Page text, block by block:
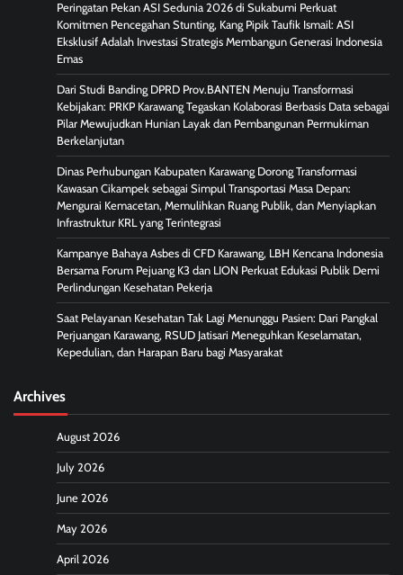
Peringatan Pekan ASI Sedunia 2026 di Sukabumi Perkuat
Komitmen Pencegahan Stunting, Kang Pipik Taufik Ismail: ASI
Eksklusif Adalah Investasi Strategis Membangun Generasi Indonesia
Emas
Dari Studi Banding DPRD Prov.BANTEN Menuju Transformasi
Kebijakan: PRKP Karawang Tegaskan Kolaborasi Berbasis Data sebagai
Pilar Mewujudkan Hunian Layak dan Pembangunan Permukiman
Berkelanjutan
Dinas Perhubungan Kabupaten Karawang Dorong Transformasi
Kawasan Cikampek sebagai Simpul Transportasi Masa Depan:
Mengurai Kemacetan, Memulihkan Ruang Publik, dan Menyiapkan
Infrastruktur KRL yang Terintegrasi
Kampanye Bahaya Asbes di CFD Karawang, LBH Kencana Indonesia
Bersama Forum Pejuang K3 dan LION Perkuat Edukasi Publik Demi
Perlindungan Kesehatan Pekerja
Saat Pelayanan Kesehatan Tak Lagi Menunggu Pasien: Dari Pangkal
Perjuangan Karawang, RSUD Jatisari Meneguhkan Keselamatan,
Kepedulian, dan Harapan Baru bagi Masyarakat
Archives
August 2026
July 2026
June 2026
May 2026
April 2026